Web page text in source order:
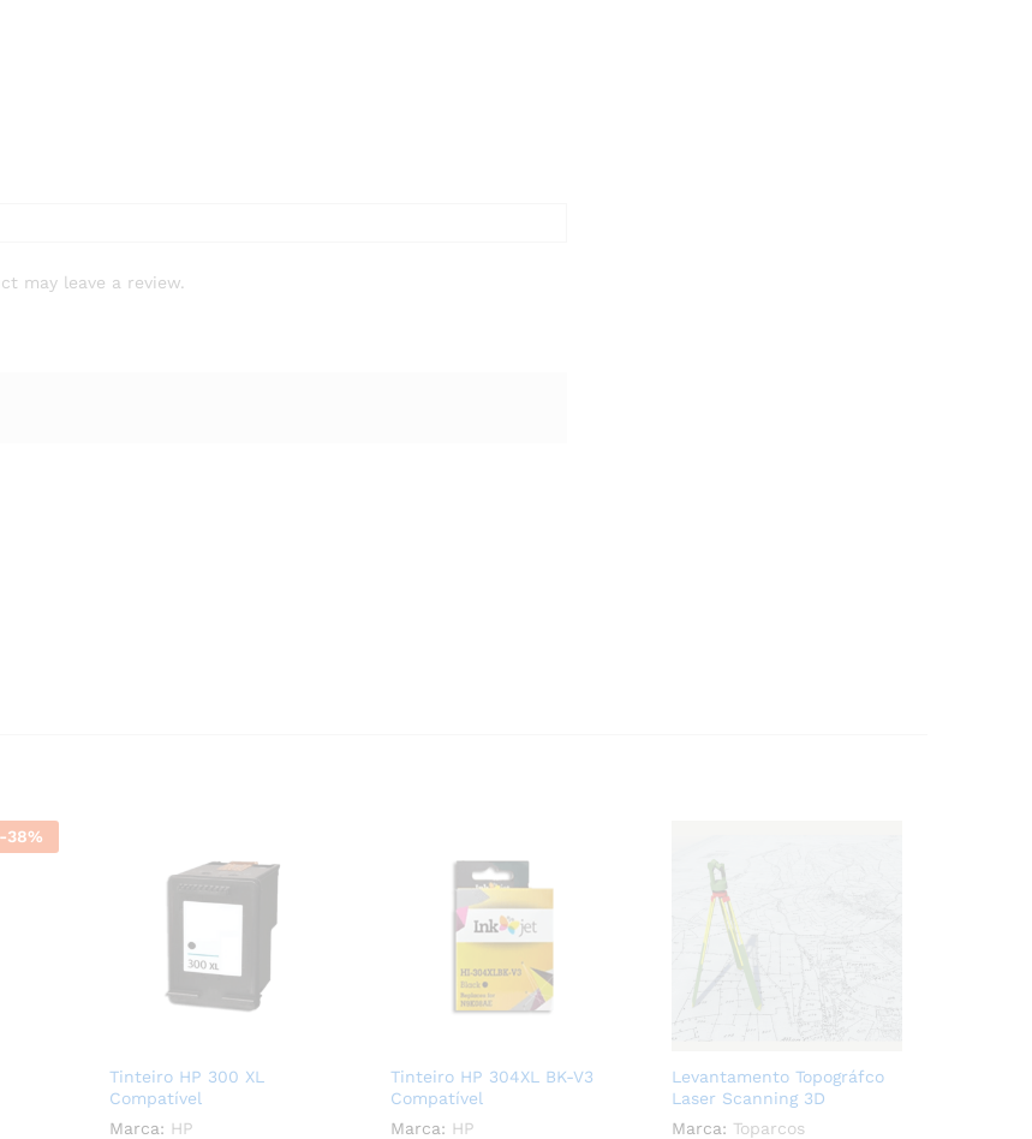
may leave a review.
-38%
Tinteiro HP 300 XL
Compatível
Marca: HP
Tinteiro HP 304XL BK-V3
Compatível
Marca: HP
Levantamento Topográfco
Laser Scanning 3D
Marca: Toparcos